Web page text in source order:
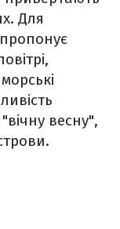
Для
весну",